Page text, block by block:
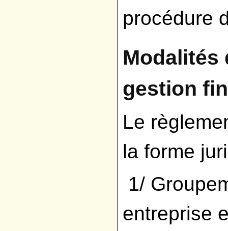
procédure
Modalités
gestion
Le
la forme
1/
entreprise